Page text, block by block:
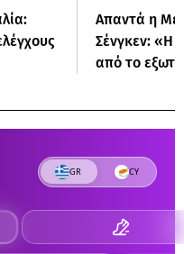
Απαντά η
Σένγκεν: «Η
από το